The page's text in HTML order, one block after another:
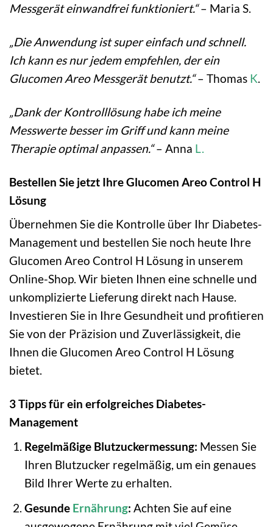
Messgerät einwandfrei funktioniert.“– Maria S.
„Die Anwendung ist super einfach und schnell.
Ich kann es nur jedem empfehlen, der ein
Glucomen Areo Messgerät benutzt.“– Thomas K.
„Dank der Kontrolllösung habe ich meine
Messwerte besser im Griff und kann meine
Therapie optimal anpassen.“– Anna L.
Bestellen Sie jetzt Ihre Glucomen Areo Control H
Lösung
Übernehmen Sie die Kontrolle über Ihr Diabetes-
Management und bestellen Sie noch heute Ihre
Glucomen Areo Control H Lösung in unserem
Online-Shop. Wir bieten Ihnen eine schnelle und
unkomplizierte Lieferung direkt nach Hause.
Investieren Sie in Ihre Gesundheit und profitieren
Sie von der Präzision und Zuverlässigkeit, die
Ihnen die Glucomen Areo Control H Lösung
bietet.
3 Tipps für ein erfolgreiches Diabetes-
Management
Regelmäßige Blutzuckermessung: Messen Sie
Ihren Blutzucker regelmäßig, um ein genaues
Bild Ihrer Werte zu erhalten.
Gesunde Ernährung: Achten Sie auf eine